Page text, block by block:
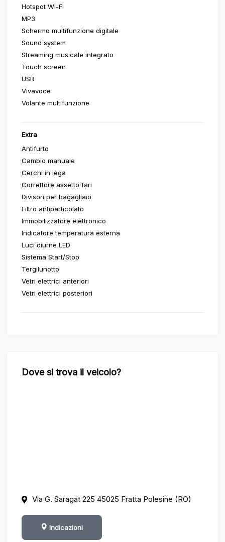
Hotspot Wi-Fi
MP3
Schermo multifunzione digitale
Sound system
Streaming musicale integrato
Touch screen
USB
Vivavoce
Volante multifunzione
Extra
Antifurto
Cambio manuale
Cerchi in lega
Correttore assetto fari
Divisori per bagagliaio
Filtro antiparticolato
Immobilizzatore elettronico
Indicatore temperatura esterna
Luci diurne LED
Sistema Start/Stop
Tergilunotto
Vetri elettrici anteriori
Vetri elettrici posteriori
Dove si trova il veicolo?
Via G. Saragat 225 45025 Fratta Polesine (RO)
Indicazioni